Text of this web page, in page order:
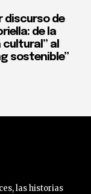
discurso de
de la
al
sostenible”
las historias